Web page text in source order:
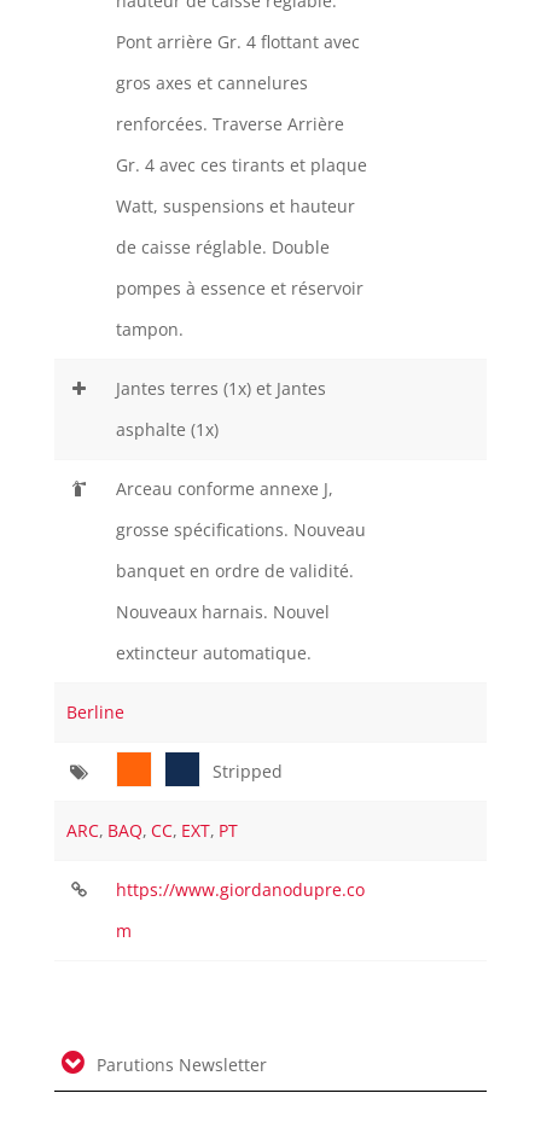
Pont arrière Gr. 4 flottant avec
gros axes et cannelures
renforcées. Traverse Arrière
Gr. 4 avec ces tirants et plaque
Watt, suspensions et hauteur
de caisse réglable. Double
pompes à essence et réservoir
tampon.
Jantes terres (1x) et Jantes
asphalte (1x)
Arceau conforme annexe J,
grosse spécifications. Nouveau
banquet en ordre de validité.
Nouveaux harnais. Nouvel
extincteur automatique.
Berline
Stripped
ARC, BAQ, CC, EXT, PT
https://www.giordanodupre.co
m
Parutions Newsletter